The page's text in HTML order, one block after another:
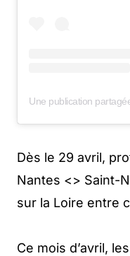
Dès le 29 avril,
Nantes <> Saint-
sur la Loire entre
Ce mois d’avril,